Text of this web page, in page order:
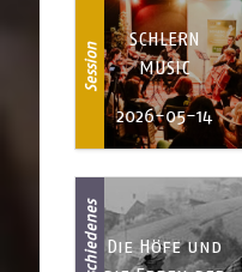
Session
SCHLERN
MUSIC
2026-05-14
Verschiedenes Die Höfe und